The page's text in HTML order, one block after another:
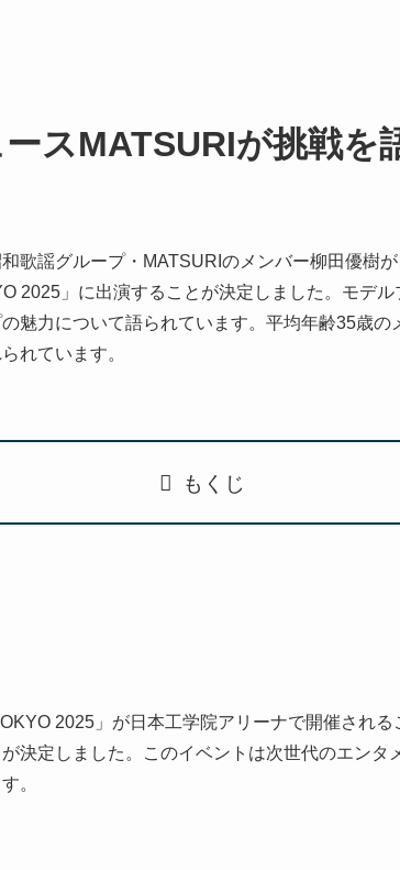
スMATSURIが挑戦を
歌謡グループ・MATSURIのメンバー柳田優樹
2025」に出演することが決定しました。モデ
魅力について語られています。平均年齢35歳の
れています。
もくじ
2025」が日本工学院アリーナで開催される
決定しました。このイベントは次世代のエンタ
。